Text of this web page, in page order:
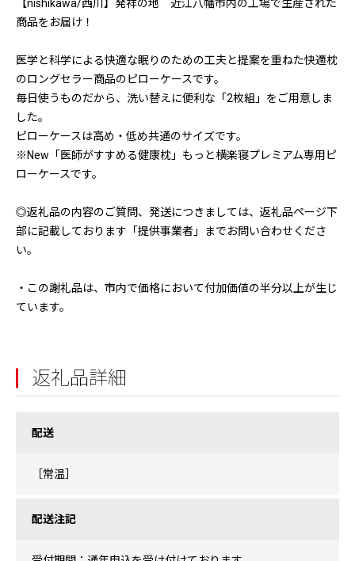
【nishikawa/西川】発祥の地 近江八幡市内の工場で生産された
商品をお届け！
医学と科学による快適な眠りのための工夫と提案を重ねた快適枕
のロングセラー商品のピローケースです。
毎日使うものだから、洗い替えに便利な「2枚組」をご用意しま
した。
ピローケースは高め・低め共通のサイズです。
※New「医師がすすめる健康枕」もっと横楽寝プレミアム専用ピ
ローケースです。
◎返礼品の内容のご質問、発送につきましては、返礼品ページ下
部に記載しております「提供事業者」までお問い合わせくださ
い。
・この謝礼品は、市内で価格において付加価値の半分以上が生じ
ています。
返礼品詳細
配送
［常温］
配送注記